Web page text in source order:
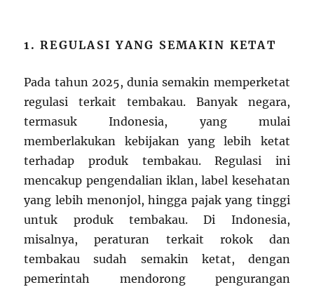
1. REGULASI YANG SEMAKIN KETAT
Pada tahun 2025, dunia semakin memperketat
regulasi terkait tembakau. Banyak negara,
termasuk Indonesia, yang mulai
memberlakukan kebijakan yang lebih ketat
terhadap produk tembakau. Regulasi ini
mencakup pengendalian iklan, label kesehatan
yang lebih menonjol, hingga pajak yang tinggi
untuk produk tembakau. Di Indonesia,
misalnya, peraturan terkait rokok dan
tembakau sudah semakin ketat, dengan
pemerintah mendorong pengurangan